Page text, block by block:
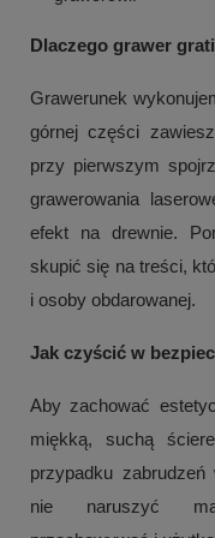
Dlaczego grawer
Grawerunek
górnej części
przy pierwszym
grawerowania
efekt na drewnie.
skupić się na treści,
i osoby obdarowanej.
Jak czyścić w
Aby zachować
miękką, suchą
przypadku
nie naruszyć